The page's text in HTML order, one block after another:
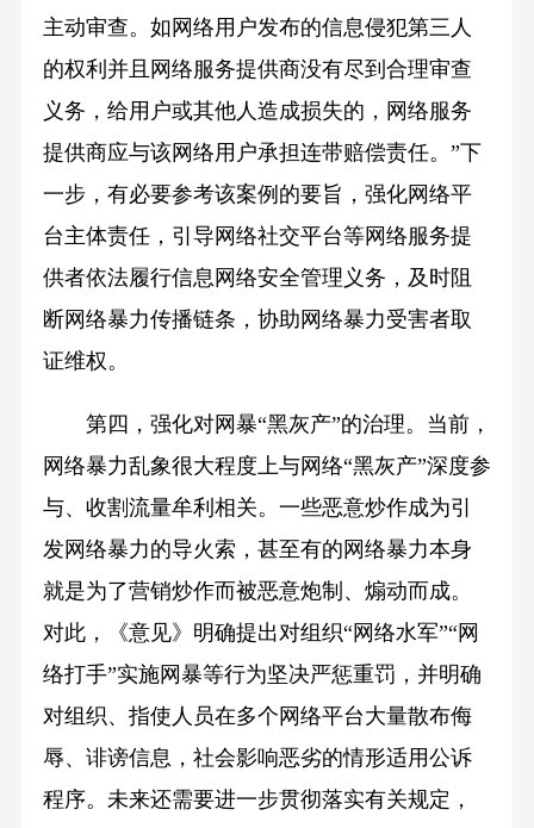
主动审查。如网络用户发布的信息侵犯第三人
的权利并且网络服务提供商没有尽到合理审查
义务，给用户或其他人造成损失的，网络服务
提供商应与该网络用户承担连带赔偿责任。”下
一步，有必要参考该案例的要旨，强化网络平
台主体责任，引导网络社交平台等网络服务提
供者依法履行信息网络安全管理义务，及时阻
断网络暴力传播链条，协助网络暴力受害者取
证维权。
第四，强化对网暴“黑灰产”的治理。当前，
网络暴力乱象很大程度上与网络“黑灰产”深度参
与、收割流量牟利相关。一些恶意炒作成为引
发网络暴力的导火索，甚至有的网络暴力本身
就是为了营销炒作而被恶意炮制、煽动而成。
对此，《意见》明确提出对组织“网络水军”“网
络打手”实施网暴等行为坚决严惩重罚，并明确
对组织、指使人员在多个网络平台大量散布侮
辱、诽谤信息，社会影响恶劣的情形适用公诉
程序。未来还需要进一步贯彻落实有关规定，